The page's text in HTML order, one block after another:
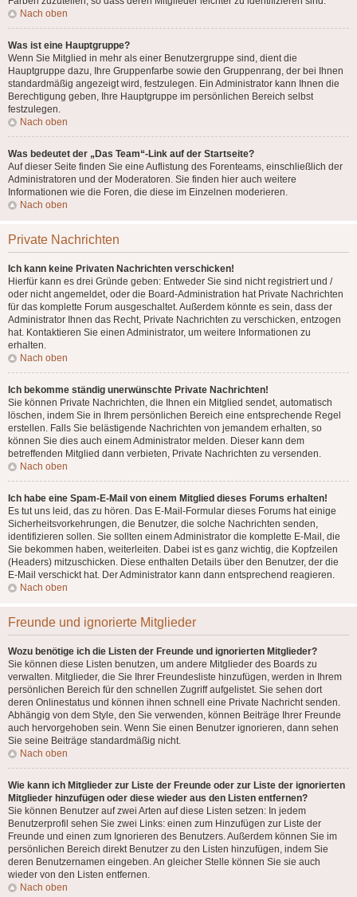
Nach oben
Was ist eine Hauptgruppe?
Wenn Sie Mitglied in mehr als einer Benutzergruppe sind, dient die
Hauptgruppe dazu, Ihre Gruppenfarbe sowie den Gruppenrang, der bei Ihnen
standardmäßig angezeigt wird, festzulegen. Ein Administrator kann Ihnen die
Berechtigung geben, Ihre Hauptgruppe im persönlichen Bereich selbst
festzulegen.
Nach oben
Was bedeutet der „Das Team“-Link auf der Startseite?
Auf dieser Seite finden Sie eine Auflistung des Forenteams, einschließlich der
Administratoren und der Moderatoren. Sie finden hier auch weitere
Informationen wie die Foren, die diese im Einzelnen moderieren.
Nach oben
Private Nachrichten
Ich kann keine Privaten Nachrichten verschicken!
Hierfür kann es drei Gründe geben: Entweder Sie sind nicht registriert und /
oder nicht angemeldet, oder die Board-Administration hat Private Nachrichten
für das komplette Forum ausgeschaltet. Außerdem könnte es sein, dass der
Administrator Ihnen das Recht, Private Nachrichten zu verschicken, entzogen
hat. Kontaktieren Sie einen Administrator, um weitere Informationen zu
erhalten.
Nach oben
Ich bekomme ständig unerwünschte Private Nachrichten!
Sie können Private Nachrichten, die Ihnen ein Mitglied sendet, automatisch
löschen, indem Sie in Ihrem persönlichen Bereich eine entsprechende Regel
erstellen. Falls Sie belästigende Nachrichten von jemandem erhalten, so
können Sie dies auch einem Administrator melden. Dieser kann dem
betreffenden Mitglied dann verbieten, Private Nachrichten zu versenden.
Nach oben
Ich habe eine Spam-E-Mail von einem Mitglied dieses Forums erhalten!
Es tut uns leid, das zu hören. Das E-Mail-Formular dieses Forums hat einige
Sicherheitsvorkehrungen, die Benutzer, die solche Nachrichten senden,
identifizieren sollen. Sie sollten einem Administrator die komplette E-Mail, die
Sie bekommen haben, weiterleiten. Dabei ist es ganz wichtig, die Kopfzeilen
(Headers) mitzuschicken. Diese enthalten Details über den Benutzer, der die
E-Mail verschickt hat. Der Administrator kann dann entsprechend reagieren.
Nach oben
Freunde und ignorierte Mitglieder
Wozu benötige ich die Listen der Freunde und ignorierten Mitglieder?
Sie können diese Listen benutzen, um andere Mitglieder des Boards zu
verwalten. Mitglieder, die Sie Ihrer Freundesliste hinzufügen, werden in Ihrem
persönlichen Bereich für den schnellen Zugriff aufgelistet. Sie sehen dort
deren Onlinestatus und können ihnen schnell eine Private Nachricht senden.
Abhängig von dem Style, den Sie verwenden, können Beiträge Ihrer Freunde
auch hervorgehoben sein. Wenn Sie einen Benutzer ignorieren, dann sehen
Sie seine Beiträge standardmäßig nicht.
Nach oben
Wie kann ich Mitglieder zur Liste der Freunde oder zur Liste der ignorierten
Mitglieder hinzufügen oder diese wieder aus den Listen entfernen?
Sie können Benutzer auf zwei Arten auf diese Listen setzen: In jedem
Benutzerprofil sehen Sie zwei Links: einen zum Hinzufügen zur Liste der
Freunde und einen zum Ignorieren des Benutzers. Außerdem können Sie im
persönlichen Bereich direkt Benutzer zu den Listen hinzufügen, indem Sie
deren Benutzernamen eingeben. An gleicher Stelle können Sie sie auch
wieder von den Listen entfernen.
Nach oben